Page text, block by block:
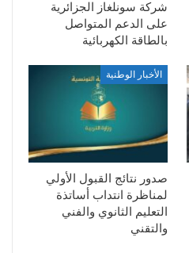
شركة سونلغاز الجزائرية
على الدعم المتواصل
بالطاقة الكهربائية
الأخبار الوطنية
صدور نتائج القبول الأولي
لمناظرة انتداب أساتذة
التعليم الثانوي والفني
والتقني